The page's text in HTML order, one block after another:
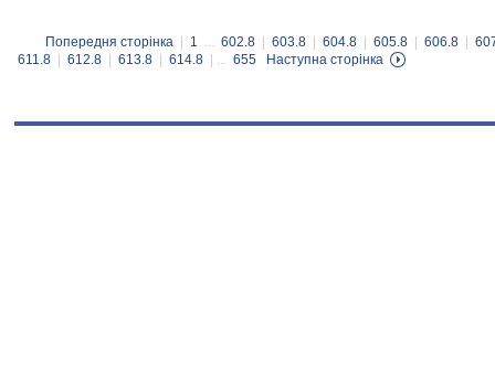
Попередня сторінка 1 ... 602.8 603.8 604.8 605.8 606.8
611.8
612.8 613.8 614.8 | ... 655 Наступна сторінка